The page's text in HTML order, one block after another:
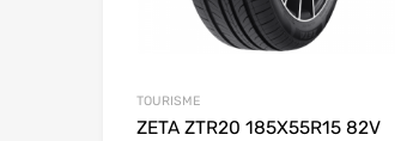
TOURISME
ZETA ZTR20 185X55R15 82V